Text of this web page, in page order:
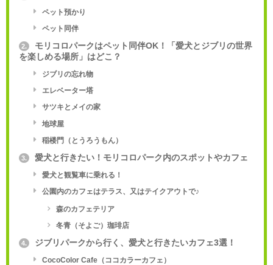
ペット預かり
ペット同伴
2.
モリコロパークはペット同伴OK！「愛犬とジブリの世界
を楽しめる場所」はどこ？
ジブリの忘れ物
エレベーター塔
サツキとメイの家
地球屋
稲楼門（とうろうもん）
3. 愛犬と行きたい！モリコロパーク内のスポットやカフェ
愛犬と観覧車に乗れる！
公園内のカフェはテラス、又はテイクアウトで♪
森のカフェテリア
冬青（そよご）珈琲店
4. ジブリパークから行く、愛犬と行きたいカフェ3選！
CocoColor Cafe（ココカラーカフェ）